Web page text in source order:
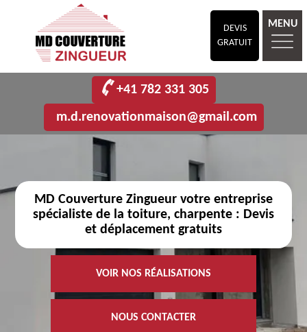
DEVIS
GRATUIT
MENU
+41 782 331 305
m.d.renovationmaison@gmail.com
MD Couverture Zingueur votre entreprise
spécialiste de la toiture, charpente : Devis
et déplacement gratuits
VOIR NOS RÉALISATIONS
NOUS CONTACTER